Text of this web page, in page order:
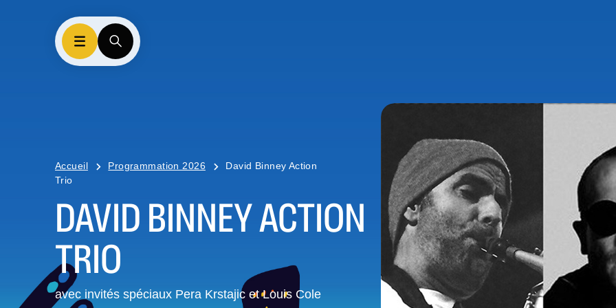
Accueil Programmation 2026
David Binney Action
Trio
DAVID BINNEY ACTION
TRIO
avec invités spéciaux Pera Krstajic et Louis Cole